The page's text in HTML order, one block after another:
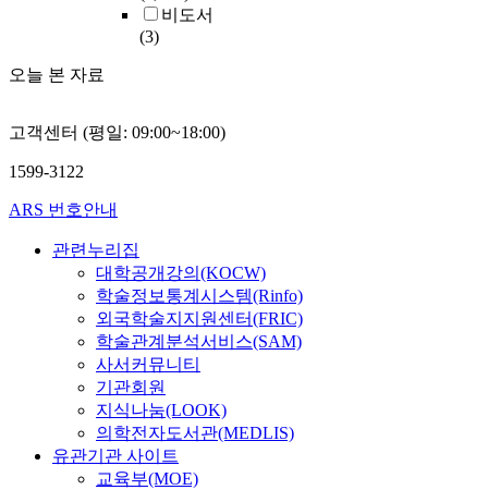
비도서
(3)
오늘 본 자료
고객센터 (평일: 09:00~18:00)
1599-3122
ARS 번호안내
관련누리집
대학공개강의(KOCW)
학술정보통계시스템(Rinfo)
외국학술지지원센터(FRIC)
학술관계분석서비스(SAM)
사서커뮤니티
기관회원
지식나눔(LOOK)
의학전자도서관(MEDLIS)
유관기관 사이트
교육부(MOE)